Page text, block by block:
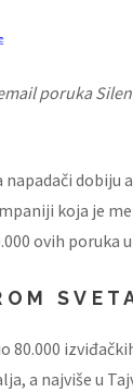
poruka
napadači
koja je
ovih poruka
80.000
a najviše u